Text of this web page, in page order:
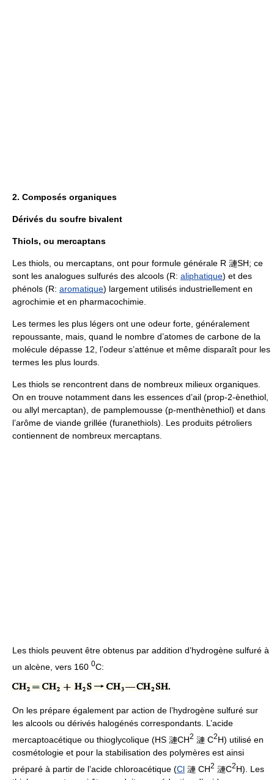
2. Composés organiques
Dérivés du soufre bivalent
Thiols, ou mercaptans
Les thiols, ou mercaptans, ont pour formule générale R 漣SH; ce
sont les analogues sulfurés des alcools (R: aliphatique) et des
phénols (R: aromatique) largement utilisés industriellement en
agrochimie et en pharmacochimie.
Les termes les plus légers ont une odeur forte, généralement
repoussante, mais, quand le nombre d’atomes de carbone de la
molécule dépasse 12, l’odeur s’atténue et même disparaît pour les
termes les plus lourds.
Les thiols se rencontrent dans de nombreux milieux organiques.
On en trouve notamment dans les essences d’ail (prop-2-ènethiol,
ou allyl mercaptan), de pamplemousse (p-menthènethiol) et dans
l’arôme de viande grillée (furanethiols). Les produits pétroliers
contiennent de nombreux mercaptans.
Les thiols peuvent être obtenus par addition d’hydrogène sulfuré à
un alcène, vers 160 0C:
On les prépare également par action de l’hydrogène sulfuré sur
les alcools ou dérivés halogénés correspondants. L’acide
mercaptoacétique ou thioglycolique (HS 漣CH2 漣 C2H) utilisé en
cosmétologie et pour la stabilisation des polymères est ainsi
préparé à partir de l’acide chloroacétique (Cl 漣 CH2 漣C2H). Les